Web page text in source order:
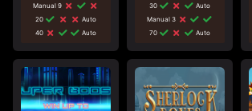
Manual 9
20
Auto
40
Auto
30
Auto
Manual 3
70
Auto